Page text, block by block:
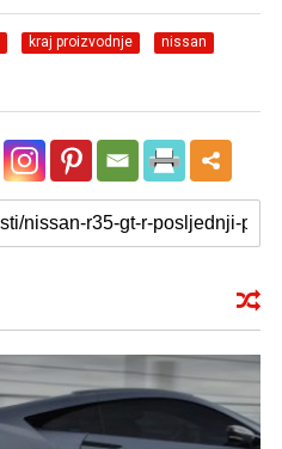
kraj proizvodnje nissan